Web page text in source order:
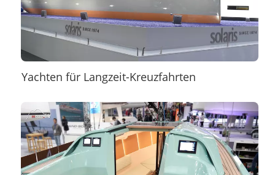
Yachten für Langzeit-Kreuzfahrten